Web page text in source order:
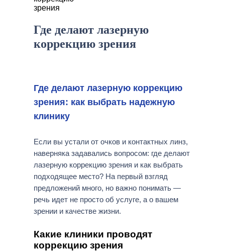
Где делают лазерную
коррекцию зрения
Где делают лазерную коррекцию
зрения: как выбрать надежную
клинику
Если вы устали от очков и контактных линз,
наверняка задавались вопросом: где делают
лазерную коррекцию зрения и как выбрать
подходящее место? На первый взгляд
предложений много, но важно понимать —
речь идет не просто об услуге, а о вашем
зрении и качестве жизни.
Какие клиники проводят
коррекцию зрения